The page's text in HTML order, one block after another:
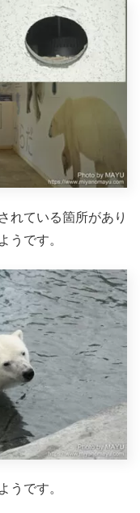
れている箇所があり
うです。
うです。